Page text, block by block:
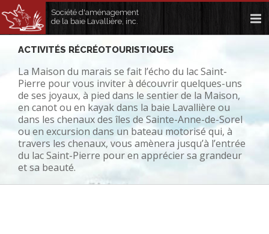
Société d'aménagement
de la baie Lavallière, inc.
ACTIVITÉS RÉCRÉOTOURISTIQUES
La Maison du marais se fait l’écho du lac Saint-
Pierre pour vous inviter à découvrir quelques-uns
de ses joyaux, à pied dans le sentier de la Maison,
en canot ou en kayak dans la baie Lavallière ou
dans les chenaux des îles de Sainte-Anne-de-Sorel
ou en excursion dans un bateau motorisé qui, à
travers les chenaux, vous amènera jusqu’à l’entrée
du lac Saint-Pierre pour en apprécier sa grandeur
et sa beauté.